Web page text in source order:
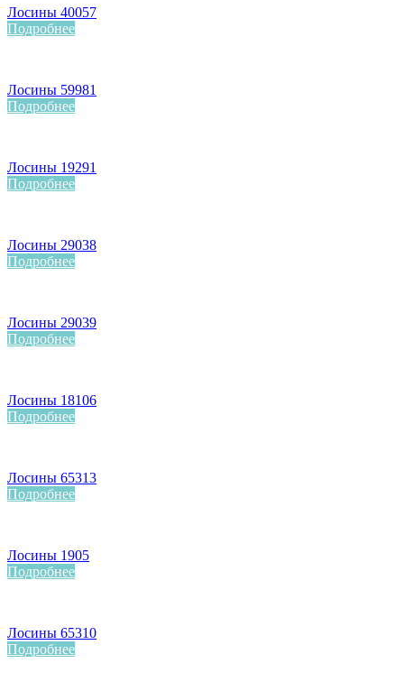
Лосины 40057
Подробнее
Лосины 59981
Подробнее
Лосины 19291
Подробнее
Лосины 29038
Подробнее
Лосины 29039
Подробнее
Лосины 18106
Подробнее
Лосины 65313
Подробнее
Лосины 1905
Подробнее
Лосины 65310
Подробнее